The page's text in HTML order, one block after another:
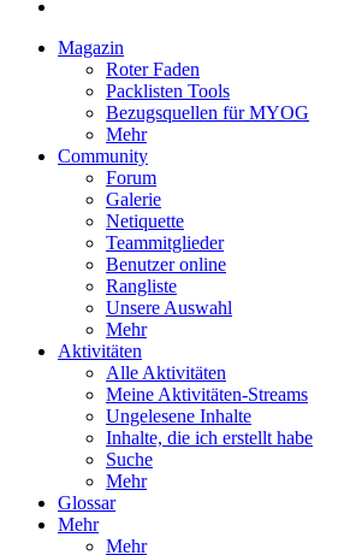
Magazin
Roter Faden
Packlisten Tools
Bezugsquellen für MYOG
Mehr
Community
Forum
Galerie
Netiquette
Teammitglieder
Benutzer online
Rangliste
Unsere Auswahl
Mehr
Aktivitäten
Alle Aktivitäten
Meine Aktivitäten-Streams
Ungelesene Inhalte
Inhalte, die ich erstellt habe
Suche
Mehr
Glossar
Mehr
Mehr